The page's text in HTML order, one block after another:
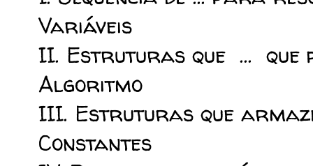
Variáveis
II. Estruturas que ...
Algoritmo
III. Estruturas que
Constantes